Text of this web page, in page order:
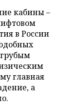
кабины –
в России
главная
а